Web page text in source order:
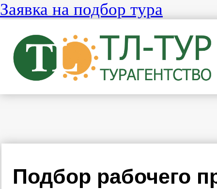
Заявка на подбор тура
Подбор рабочего